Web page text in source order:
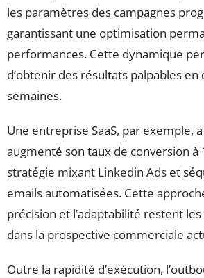
les paramètres des campagnes
garantissant une optimisation
performances. Cette dynamique
d’obtenir des résultats palpables en
semaines.
Une entreprise SaaS, par exemple,
augmenté son taux de conversion à
stratégie mixant Linkedin Ads et
emails automatisées. Cette
précision et l’adaptabilité restent les
dans la prospective commerciale
Outre la rapidité d’exécution,